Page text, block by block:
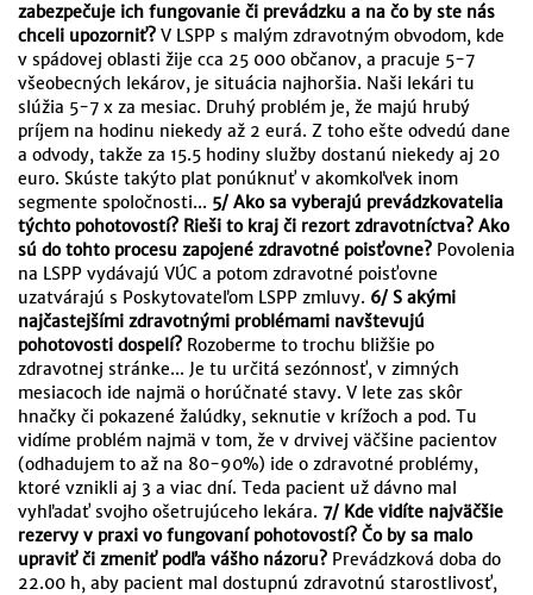
zabezpečuje ich fungovanie či prevádzku a na čo by ste nás
chceli upozorniť? V LSPP s malým zdravotným obvodom, kde
v spádovej oblasti žije cca 25 000 občanov, a pracuje 5-7
všeobecných lekárov, je situácia najhoršia. Naši lekári tu
slúžia 5-7 x za mesiac. Druhý problém je, že majú hrubý
príjem na hodinu niekedy až 2 eurá. Z toho ešte odvedú dane
a odvody, takže za 15.5 hodiny služby dostanú niekedy aj 20
euro. Skúste takýto plat ponúknuť v akomkoľvek inom
segmente spoločnosti... 5/ Ako sa vyberajú prevádzkovatelia
týchto pohotovostí? Rieši to kraj či rezort zdravotníctva? Ako
sú do tohto procesu zapojené zdravotné poisťovne? Povolenia
na LSPP vydávajú VÚC a potom zdravotné poisťovne
uzatvárajú s Poskytovateľom LSPP zmluvy. 6/ S akými
najčastejšími zdravotnými problémami navštevujú
pohotovosti dospelí? Rozoberme to trochu bližšie po
zdravotnej stránke... Je tu určitá sezónnosť, v zimných
mesiacoch ide najmä o horúčnaté stavy. V lete zas skôr
hnačky či pokazené žalúdky, seknutie v krížoch a pod. Tu
vidíme problém najmä v tom, že v drvivej väčšine pacientov
(odhadujem to až na 80-90%) ide o zdravotné problémy,
ktoré vznikli aj 3 a viac dní. Teda pacient už dávno mal
vyhľadať svojho ošetrujúceho lekára. 7/ Kde vidíte najväčšie
rezervy v praxi vo fungovaní pohotovostí? Čo by sa malo
upraviť či zmeniť podľa vášho názoru? Prevádzková doba do
22.00 h, aby pacient mal dostupnú zdravotnú starostlivosť,